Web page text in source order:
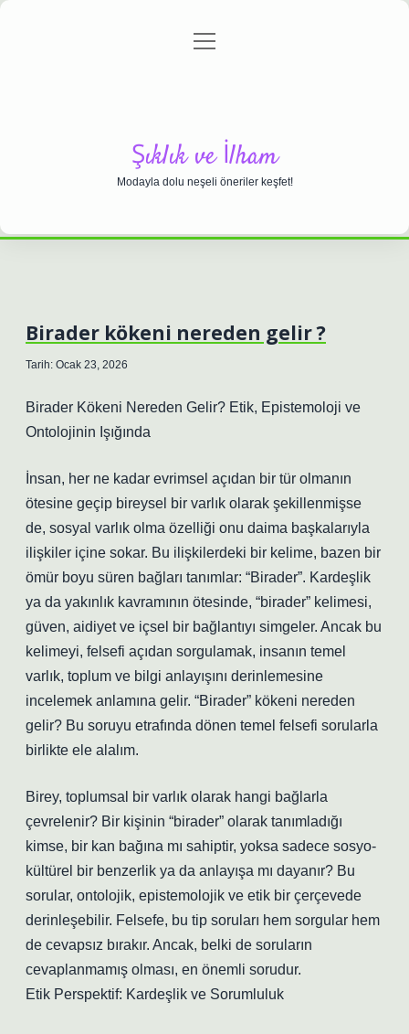
Gizlilik Politikası
menüyü
Şıklık ve İlham
Modayla dolu neşeli öneriler keşfet!
Birader kökeni nereden gelir ?
Tarih: Ocak 23, 2026
Birader Kökeni Nereden Gelir? Etik, Epistemoloji ve
Ontolojinin Işığında
İnsan, her ne kadar evrimsel açıdan bir tür olmanın
ötesine geçip bireysel bir varlık olarak şekillenmişse
de, sosyal varlık olma özelliği onu daima başkalarıyla
ilişkiler içine sokar. Bu ilişkilerdeki bir kelime, bazen bir
ömür boyu süren bağları tanımlar: “Birader”. Kardeşlik
ya da yakınlık kavramının ötesinde, “birader” kelimesi,
güven, aidiyet ve içsel bir bağlantıyı simgeler. Ancak bu
kelimeyi, felsefi açıdan sorgulamak, insanın temel
varlık, toplum ve bilgi anlayışını derinlemesine
incelemek anlamına gelir. “Birader” kökeni nereden
gelir? Bu soruyu etrafında dönen temel felsefi sorularla
birlikte ele alalım.
Birey, toplumsal bir varlık olarak hangi bağlarla
çevrelenir? Bir kişinin “birader” olarak tanımladığı
kimse, bir kan bağına mı sahiptir, yoksa sadece sosyo-
kültürel bir benzerlik ya da anlayışa mı dayanır? Bu
sorular, ontolojik, epistemolojik ve etik bir çerçevede
derinleşebilir. Felsefe, bu tip soruları hem sorgular hem
de cevapsız bırakır. Ancak, belki de soruların
cevaplanmamış olması, en önemli sorudur.
Etik Perspektif: Kardeşlik ve Sorumluluk